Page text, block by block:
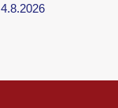
4.8.2026